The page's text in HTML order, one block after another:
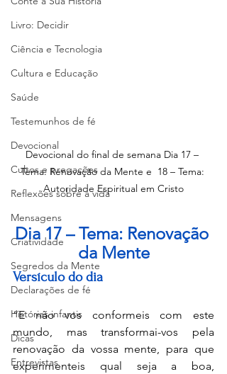
Livro: Decidir
Ciência e Tecnologia
Cultura e Educação
Saúde
Testemunhos de fé
Devocional
Cultos e pregações
Reflexões sobre a vida
Mensagens
Criatividade
Segredos da Mente
Declarações de fé
Histórias infantis
Dicas
Entrevistas
Devocional do final de semana Dia 17 –
Tema: Renovação da Mente e  18 – Tema:
Autoridade Espiritual em Cristo
Dia 17 – Tema: Renovação
da Mente
Versículo do dia
“E não vos conformeis com este
mundo, mas transformai-vos pela
renovação da vossa mente, para que
experimenteis qual seja a boa,